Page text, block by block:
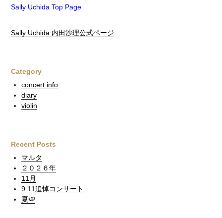
Sally Uchida Top Page
Sally Uchida 内田沙理公式ページ
Category
concert info
diary
violin
Recent Posts
マルタ
２０２６年
11月
9.11追悼コンサート
夏🍉